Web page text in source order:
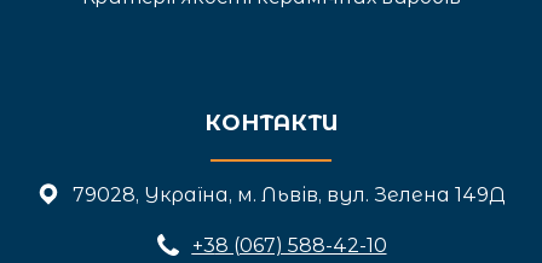
КОНТАКТИ
79028, Україна, м. Львів, вул. Зелена 149Д
+38 (067) 588-42-10